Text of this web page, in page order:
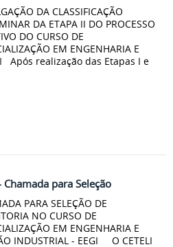
DA CLASSIFICAÇÃO
DA ETAPA II DO PROCESSO
DO CURSO DE
EM ENGENHARIA E
Após realização das Etapas I e
Chamada para Seleção
PARA SELEÇÃO DE
NO CURSO DE
EM ENGENHARIA E
INDUSTRIAL - EEGI O CETELI